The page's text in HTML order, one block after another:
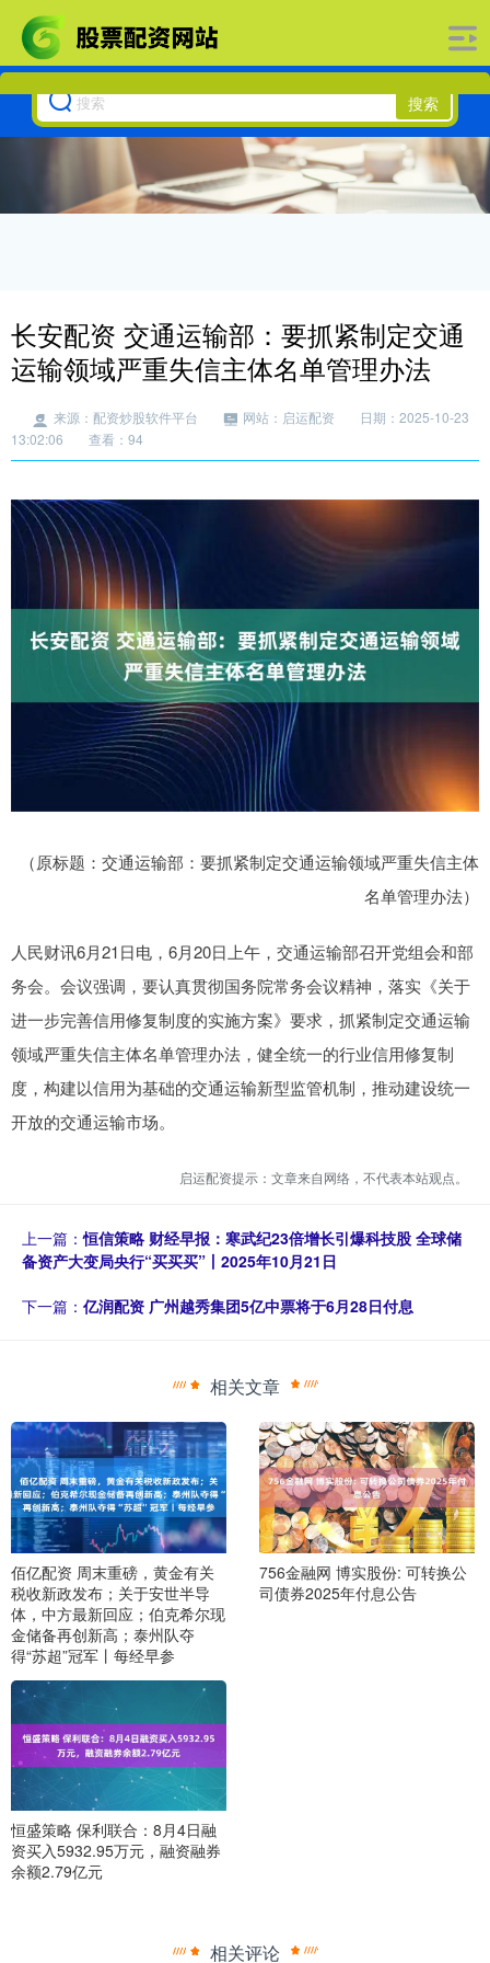
搜索
长安配资 交通运输部：要抓紧制定交通
运输领域严重失信主体名单管理办法
来源：配资炒股软件平台 网站：启运配资
日期：2025-10-23
13:02:06
查看：94
（原标题：交通运输部：要抓紧制定交通运输领域严重失信主体
名单管理办法）
人民财讯6月21日电，6月20日上午，交通运输部召开党组会和部
务会。会议强调，要认真贯彻国务院常务会议精神，落实《关于
进一步完善信用修复制度的实施方案》要求，抓紧制定交通运输
领域严重失信主体名单管理办法，健全统一的行业信用修复制
度，构建以信用为基础的交通运输新型监管机制，推动建设统一
开放的交通运输市场。
启运配资提示：文章来自网络，不代表本站观点。
上一篇：恒信策略 财经早报：寒武纪23倍增长引爆科技股 全球储
备资产大变局央行“买买买”丨2025年10月21日
下一篇： 亿润配资 广州越秀集团5亿中票将于6月28日付息
相关文章
佰亿配资 周末重磅，黄金有关
税收新政发布；关于安世半导
体，中方最新回应；伯克希尔现
金储备再创新高；泰州队夺
得“苏超”冠军丨每经早参
756金融网 博实股份: 可转换公
司债券2025年付息公告
恒盛策略 保利联合：8月4日融
资买入5932.95万元，融资融券
余额2.79亿元
相关评论